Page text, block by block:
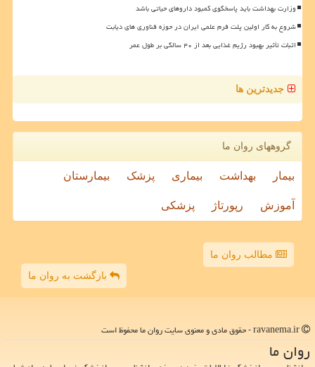
وزارت بهداشت باید پاسخگوی کمبود داروهای حیاتی باشد
شروع به کار اولین پلت فرم علمی ایران در حوزه فناوری های دیابت
اثبات تأثیر بهبود رژیم غذایی بعد از ۴۰ سالگی بر طول عمر
جدیدترین ها
گروههای روان ما
بیمار بهداشت بیماری پزشک بیمارستان
آموزش رپورتاژ پزشکی
مطالب روان ما
بازگشت به روان ما
روان ما